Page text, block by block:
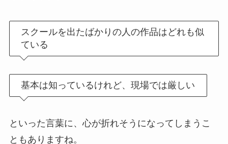
スクールを出たばかりの人の作品はどれも似
ている
基本は知っているけれど、現場では厳しい
といった言葉に、心が折れそうになってしまうこ
ともありますね。